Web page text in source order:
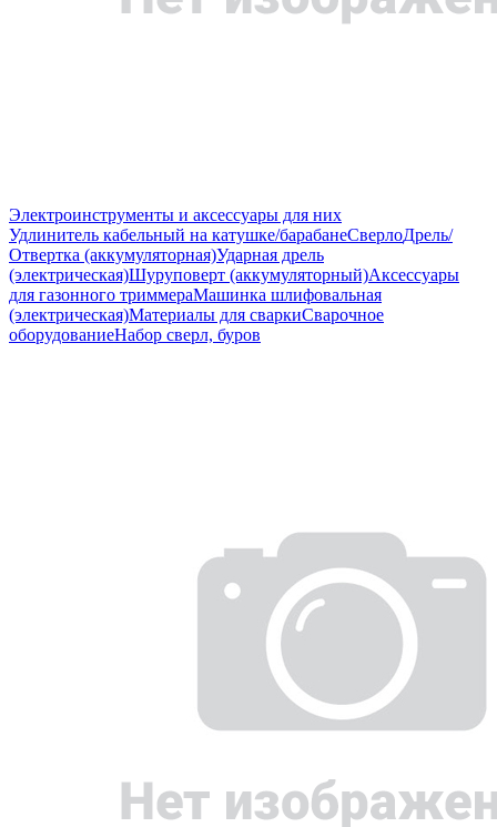
Электроинструменты и аксессуары для них
Удлинитель кабельный на катушке/барабанеСверлоДрель/
Отвертка (аккумуляторная)Ударная дрель
(электрическая)Шуруповерт (аккумуляторный)Аксессуары
для газонного триммераМашинка шлифовальная
(электрическая)Материалы для сваркиСварочное
оборудованиеНабор сверл, буров